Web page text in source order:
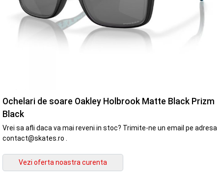
Ochelari de soare Oakley Holbrook Matte Black Prizm
Black
Vrei sa afli daca va mai reveni in stoc? Trimite-ne un email pe adresa
contact@skates.ro .